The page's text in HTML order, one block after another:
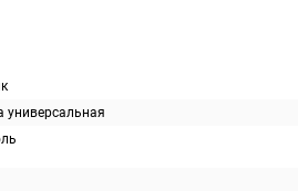
универсальная